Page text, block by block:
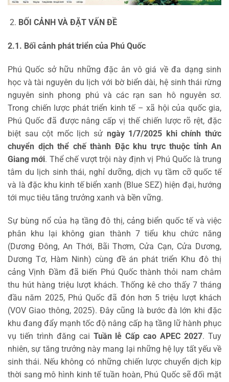
BỐI CẢNH VÀ ĐẶT VẤN ĐỀ
2.1. Bối cảnh phát triển của Phú Quốc
Phú Quốc sở hữu những đặc ân vô giá về đa dạng sinh
học và tài nguyên du lịch với bờ biển dài, hệ sinh thái rừng
nguyên sinh phong phú và các rạn san hô nguyên sơ.
Trong chiến lược phát triển kinh tế – xã hội của quốc gia,
Phú Quốc đã được nâng cấp vị thế chiến lược rõ rệt, đặc
biệt sau cột mốc lịch sử ngày 1/7/2025 khi chính thức
chuyển dịch thể chế thành Đặc khu trực thuộc tỉnh An
Giang mới. Thể chế vượt trội này định vị Phú Quốc là trung
tâm du lịch sinh thái, nghỉ dưỡng, dịch vụ tầm cỡ quốc tế
và là đặc khu kinh tế biển xanh (Blue SEZ) hiện đại, hướng
tới mục tiêu tăng trưởng xanh và bền vững.
Sự bùng nổ của hạ tầng đô thị, cảng biển quốc tế và việc
phân khu lại không gian thành 7 tiểu khu chức năng
(Dương Đông, An Thới, Bãi Thơm, Cửa Cạn, Cửa Dương,
Dương Tơ, Hàm Ninh) cùng đề án phát triển Khu đô thị
cảng Vịnh Đầm đã biến Phú Quốc thành thỏi nam châm
thu hút hàng triệu lượt khách. Thống kê cho thấy 7 tháng
đầu năm 2025, Phú Quốc đã đón hơn 5 triệu lượt khách
(VOV Giao thông, 2025). Đây cũng là bước đà lớn khi đặc
khu đang đẩy mạnh tốc độ nâng cấp hạ tầng lữ hành phục
vụ tiến trình đăng cai Tuần lễ Cấp cao APEC 2027. Tuy
nhiên, sự tăng trưởng này mang lại những hệ lụy tất yếu về
sinh thái. Nếu không có những chiến lược chuyển dịch kịp
thời sang mô hình kinh tế tuần hoàn, Phú Quốc sẽ đối mặt